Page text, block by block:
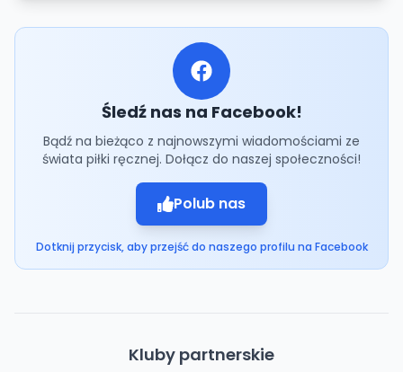
Śledź nas na Facebook!
Bądź na bieżąco z najnowszymi wiadomościami ze
świata piłki ręcznej. Dołącz do naszej społeczności!
Polub nas
Dotknij przycisk, aby przejść do naszego profilu na Facebook
Kluby partnerskie